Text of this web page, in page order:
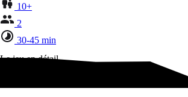
10+
2
30-45 min
Le jeu en détail
Seuls les plus beaux jardins fleuriront vers la